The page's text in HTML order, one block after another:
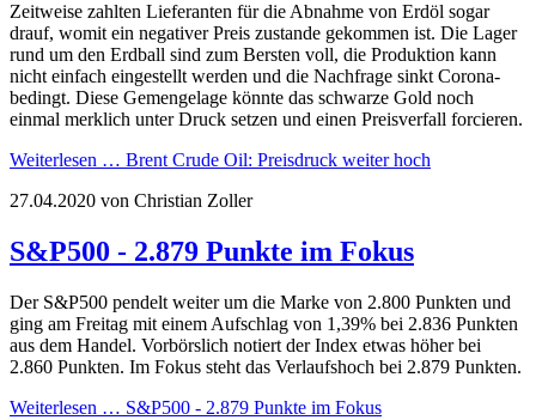
Zeitweise zahlten Lieferanten für die Abnahme von Erdöl sogar
drauf, womit ein negativer Preis zustande gekommen ist. Die Lager
rund um den Erdball sind zum Bersten voll, die Produktion kann
nicht einfach eingestellt werden und die Nachfrage sinkt Corona-
bedingt. Diese Gemengelage könnte das schwarze Gold noch
einmal merklich unter Druck setzen und einen Preisverfall forcieren.
Weiterlesen … Brent Crude Oil: Preisdruck weiter hoch
27.04.2020 von Christian Zoller
S&P500 - 2.879 Punkte im Fokus
Der S&P500 pendelt weiter um die Marke von 2.800 Punkten und
ging am Freitag mit einem Aufschlag von 1,39% bei 2.836 Punkten
aus dem Handel. Vorbörslich notiert der Index etwas höher bei
2.860 Punkten. Im Fokus steht das Verlaufshoch bei 2.879 Punkten.
Weiterlesen … S&P500 - 2.879 Punkte im Fokus